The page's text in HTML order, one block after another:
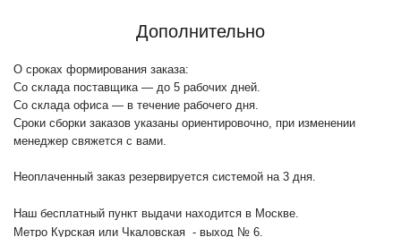
Дополнительно
О сроках формирования заказа:
Со склада поставщика — до 5 рабочих дней.
Со склада офиса — в течение рабочего дня.
Сроки сборки заказов указаны ориентировочно, при изменении
менеджер свяжется с вами.
Неоплаченный заказ резервируется системой на 3 дня.
Наш бесплатный пункт выдачи находится в Москве.
Метро Курская или Чкаловская - выход № 6.